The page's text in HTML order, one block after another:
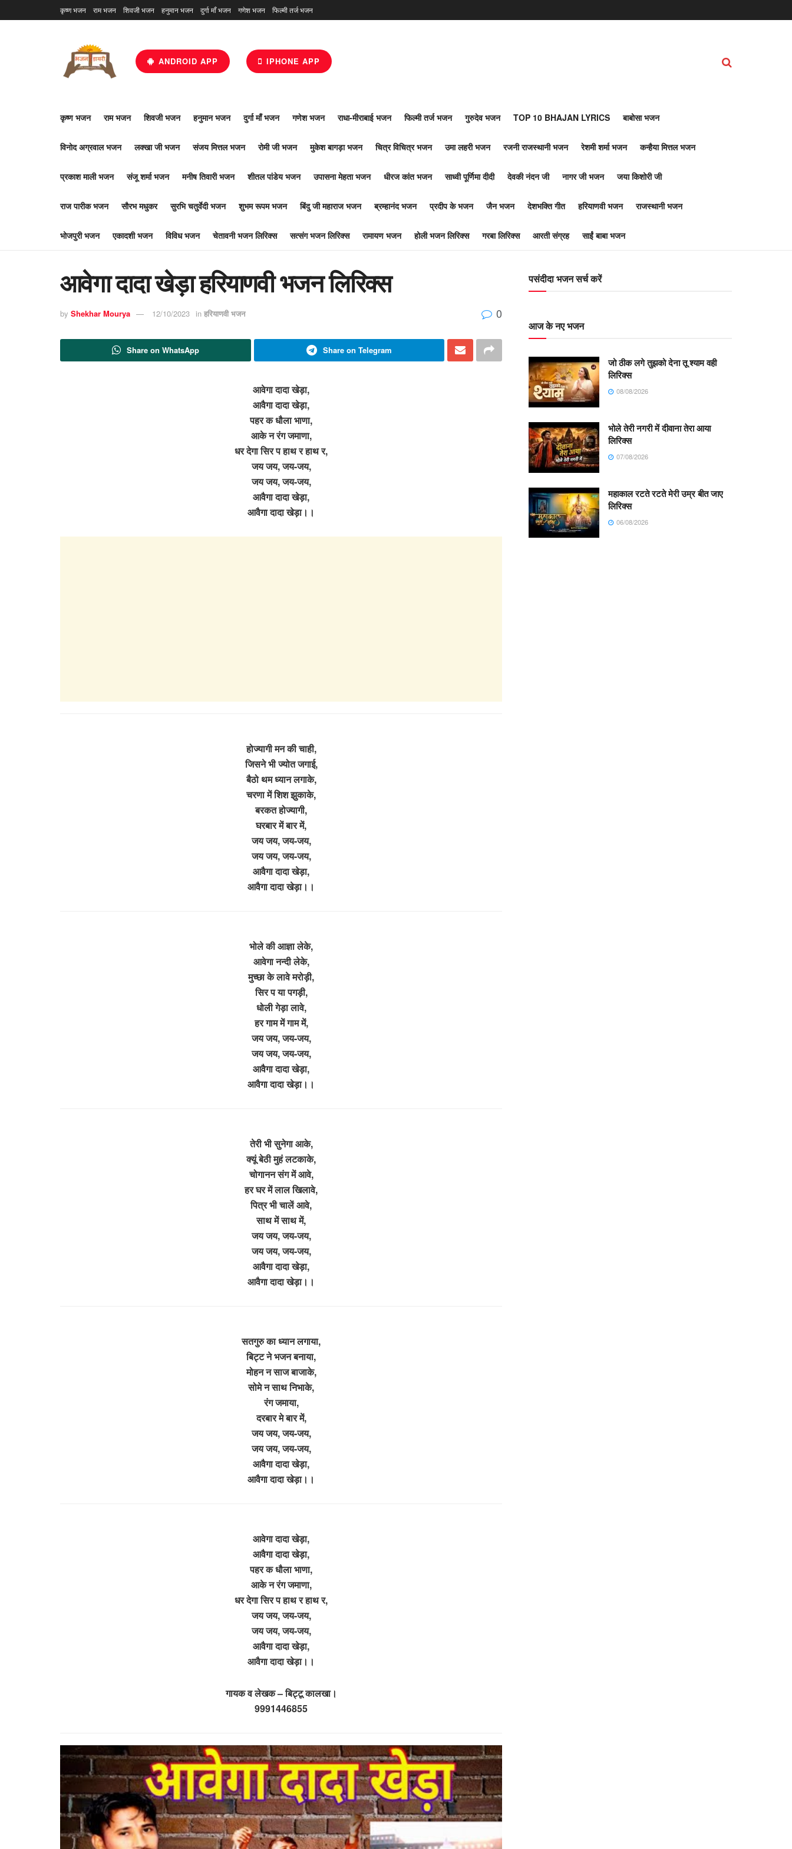
कृष्ण भजन राम भजन शिवजी भजन हनुमान भजन दुर्गा माँ भजन गणेश भजन फिल्मी तर्ज भजन
ANDROID APP IPHONE APP
कृष्ण भजन राम भजन शिवजी भजन हनुमान भजन दुर्गा माँ भजन गणेश भजन राधा-मीराबाई भजन फिल्मी तर्ज भजन गुरुदेव भजन TOP 10 BHAJAN LYRICS बाबोसा भजन
विनोद अग्रवाल भजन लक्खा जी भजन संजय मित्तल भजन रोमी जी भजन मुकेश बागड़ा भजन चित्र विचित्र भजन उमा लहरी भजन रजनी राजस्थानी भजन रेशमी शर्मा भजन कन्हैया मित्तल भजन
प्रकाश माली भजन संजू शर्मा भजन मनीष तिवारी भजन शीतल पांडेय भजन उपासना मेहता भजन धीरज कांत भजन साध्वी पूर्णिमा दीदी देवकी नंदन जी नागर जी भजन जया किशोरी जी
राज पारीक भजन सौरभ मधुकर सुरभि चतुर्वेदी भजन शुभम रूपम भजन बिंदु जी महाराज भजन ब्रम्हानंद भजन प्रदीप के भजन जैन भजन देशभक्ति गीत हरियाणवी भजन राजस्थानी भजन
भोजपुरी भजन एकादशी भजन विविध भजन चेतावनी भजन लिरिक्स सत्संग भजन लिरिक्स रामायण भजन होली भजन लिरिक्स गरबा लिरिक्स आरती संग्रह साईं बाबा भजन
आवेगा दादा खेड़ा हरियाणवी भजन लिरिक्स
by Shekhar Mourya 12/10/2023 in हरियाणवी भजन 0
Share on WhatsApp Share on Telegram
आवेगा दादा खेड़ा,
आवैगा दादा खेड़ा,
पहर क धौला भाणा,
आके न रंग जमाणा,
धर देगा सिर प हाथ र हाथ र,
जय जय, जय-जय,
जय जय, जय-जय,
आवैगा दादा खेड़ा,
आवैगा दादा खेड़ा।।
होज्यागी मन की चाही,
जिसने भी ज्योत जगाई,
बैठो थम ध्यान लगाके,
चरणा में शिश झुकाके,
बरकत होज्यागी,
घरबार में बार में,
जय जय, जय-जय,
जय जय, जय-जय,
आवैगा दादा खेड़ा,
आवैगा दादा खेड़ा।।
भोले की आज्ञा लेके,
आवेगा नन्दी लेके,
मुच्छा के लावे मरोड़ी,
सिर प या पगड़ी,
धोली गेड़ा लावे,
हर गाम में गाम में,
जय जय, जय-जय,
जय जय, जय-जय,
आवैगा दादा खेड़ा,
आवैगा दादा खेड़ा।।
तेरी भी सुनेगा आके,
क्यूं बेठी मुहं लटकाके,
चोगानन संग में आवे,
हर घर में लाल खिलावे,
पित्र भी चालें आवे,
साथ में साथ में,
जय जय, जय-जय,
जय जय, जय-जय,
आवैगा दादा खेड़ा,
आवैगा दादा खेड़ा।।
सतगुरु का ध्यान लगाया,
बिट्ट ने भजन बनाया,
मोहन न साज बाजाके,
सोमे न साथ निभाके,
रंग जमाया,
दरबार मे बार में,
जय जय, जय-जय,
जय जय, जय-जय,
आवैगा दादा खेड़ा,
आवैगा दादा खेड़ा।।
आवेगा दादा खेड़ा,
आवैगा दादा खेड़ा,
पहर क धौला भाणा,
आके न रंग जमाणा,
धर देगा सिर प हाथ र हाथ र,
जय जय, जय-जय,
जय जय, जय-जय,
आवैगा दादा खेड़ा,
आवैगा दादा खेड़ा।।
गायक व लेखक – बिट्टू कालखा।
9991446855
पसंदीदा भजन सर्च करें
आज के नए भजन
जो ठीक लगे तुझको देना तू श्याम वही
लिरिक्स
08/08/2026
भोले तेरी नगरी में दीवाना तेरा आया
लिरिक्स
07/08/2026
महाकाल रटते रटते मेरी उम्र बीत जाए
लिरिक्स
06/08/2026